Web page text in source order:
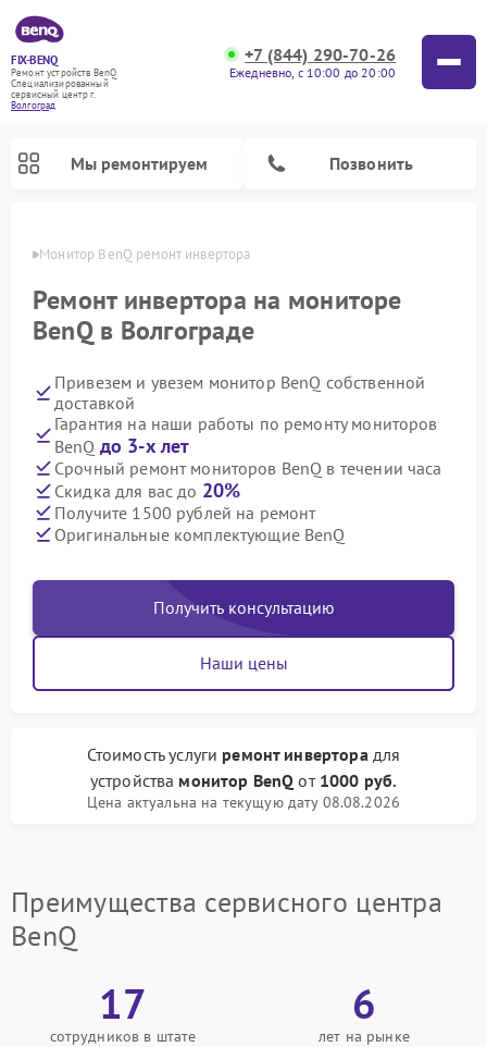
FIX-BENQ
Ремонт устройств BenQ
Специализированный
cервисный центр г.
Волгоград
+7 (844) 290-70-26
Ежедневно, с 10:00 до 20:00
Мы ремонтируем Позвонить
Монитор BenQ ремонт инвертора
Ремонт инвертора на мониторе
BenQ в Волгограде
Привезем и увезем монитор BenQ собственной
доставкой
Гарантия на наши работы по ремонту мониторов
BenQ до 3-х лет
Срочный ремонт мониторов BenQ в течении часа
Скидка для вас до 20%
Получите 1500 рублей на ремонт
Оригинальные комплектующие BenQ
Получить консультацию
Наши цены
Стоимость услуги ремонт инверторадля
устройства монитор BenQ от 1000 руб.
Цена актуальна на текущую дату 08.08.2026
Преимущества сервисного центра
BenQ
17
сотрудников в штате
6
лет на рынке